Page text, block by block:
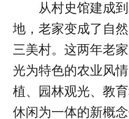
从村史馆建成
地，老家变成了自
三美村。这两年老
光为特色的农业风
植、园林观光、教
休闲为一体的新概